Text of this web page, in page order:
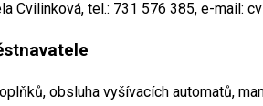
Cvilinková, tel.: 731 576 385, e-mail:
obsluha vyšívacích automatů,